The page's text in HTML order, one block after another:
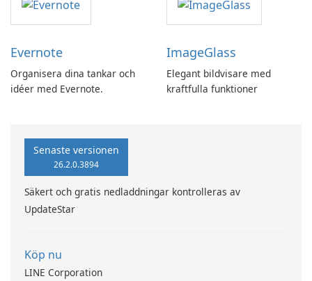
Evernote
Organisera dina tankar och
idéer med Evernote.
ImageGlass
Elegant bildvisare med
kraftfulla funktioner
Senaste versionen
26.2.0.3894
Säkert och gratis nedladdningar kontrolleras av
UpdateStar
Köp nu
LINE Corporation